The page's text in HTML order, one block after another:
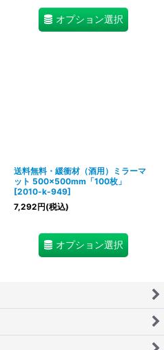
オプション選択
送料無料・緩衝材（酒用）ミラーマ
ット 500×500mm「100枚」
[2010-k-949]
7,292円(税込)
オプション選択